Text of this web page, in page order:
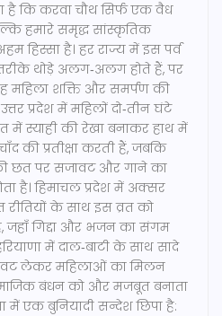
है कि करवा चौथ सिर्फ एक वैध
हमारे समृद्ध सांस्कृतिक
हिस्सा है। हर राज्य में इस पर्व
थोड़े अलग‑अलग होते हैं, पर
महिला शक्ति और समर्पण की
प्रदेश में महिलाें दो‑तीन घंटे
में स्याही की रेखा बनाकर हाथ में
की प्रतीक्षा करती हैं, जबकि
छत पर सजावट और गाने का
है। हिमाचल प्रदेश में अक्सर
रीतियों के साथ इस व्रत को
जहाँ गिद्दा और भजन का संगम
में दाल‑बाटी के साथ सादे
लेकर महिलाओं का मिलन
बंधन को और मजबूत बनाता
में एक बुनियादी सन्देश छिपा है: